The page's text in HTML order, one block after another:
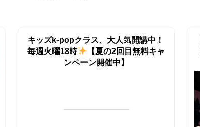
キッズk-popクラス、大人気開講中！
毎週火曜18時
【夏の2回目無料キャ
ンペーン開催中】